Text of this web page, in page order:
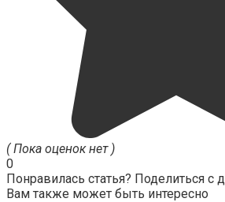
( Пока оценок нет )
0
Понравилась статья? Поделиться с
Вам также может быть интересно